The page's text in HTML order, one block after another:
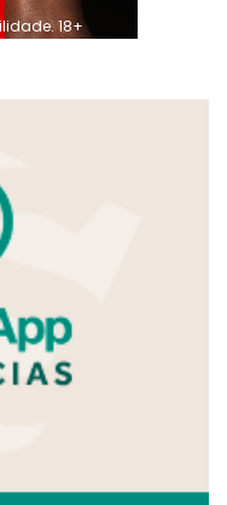
18+